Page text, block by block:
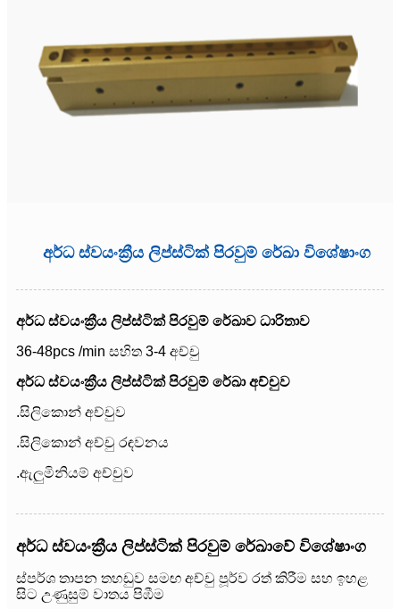
අර්ධ ස්වයංක්‍රීය ලිප්ස්ටික් පිරවුම් රේඛා විශේෂාංග
අර්ධ ස්වයංක්‍රීය ලිප්ස්ටික් පිරවුම් රේඛාව ධාරිතාව
36-48pcs /min සහිත 3-4 අච්චු
අර්ධ ස්වයංක්‍රීය ලිප්ස්ටික් පිරවුම් රේඛා අච්චුව
.සිලිකොන් අච්චුව
.සිලිකොන් අච්චු රඳවනය
.ඇලුමිනියම් අච්චුව
අර්ධ ස්වයංක්‍රීය ලිප්ස්ටික් පිරවුම් රේඛාවේ විශේෂාංග
ස්පර්ශ තාපන තහඩුව සමඟ අච්චු පූර්ව රත් කිරීම සහ ඉහළ
සිට උණුසුම් වාතය පිඹීම